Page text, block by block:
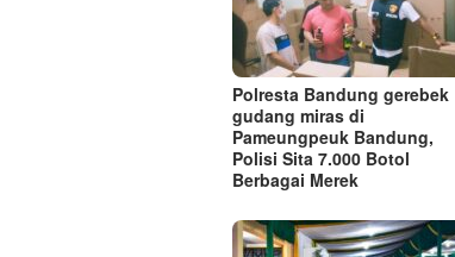
Polresta Bandung gerebek
gudang miras di
Pameungpeuk Bandung,
Polisi Sita 7.000 Botol
Berbagai Merek